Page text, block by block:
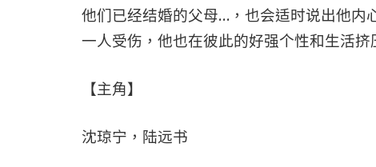
他们已经结婚的父母…，也会适时说出他内
一人受伤，他也在彼此的好强个性和生活
【主角】
沈琼宁，陆远书